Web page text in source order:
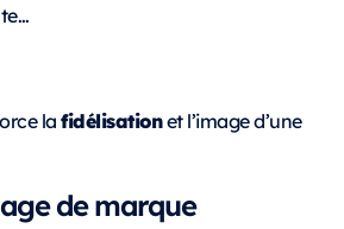
lafidélisationet l’image d’une
de marque